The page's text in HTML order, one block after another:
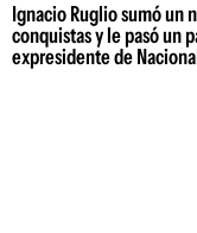
Ignacio Ruglio sumó un
conquistas y le pasó un
expresidente de